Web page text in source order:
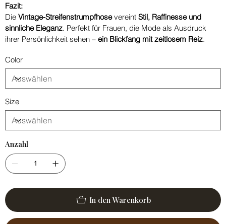
Fazit:
Die Vintage-Streifenstrumpfhosevereint Stil, Raffinesse und
sinnliche Eleganz. Perfekt für Frauen, die Mode als Ausdruck
ihrer Persönlichkeit sehen – ein Blickfang mit zeitlosem Reiz.
Color
Size
Anzahl
In den Warenkorb